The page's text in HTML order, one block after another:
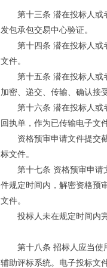
第十三条 潜在投标人或者
发包承包交易中心验证。
第十四条 潜在投标人或者
文件。
第十五条 潜在投标人或者
加密、递交、传输、确认接
第十六条 潜在投标人或者
回执单，作为已传输电子文
资格预审申请文件提交截
标文件。
第十七条 资格预审申请文
件规定时间内，解密资格预
文件。
投标人未在规定时间内完
第十八条 招标人应当使用
辅助评标系统。电子投标文